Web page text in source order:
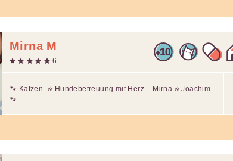
Mirna M
6
🐾 Katzen- & Hundebetreuung mit Herz – Mirna & Joachim
🐾